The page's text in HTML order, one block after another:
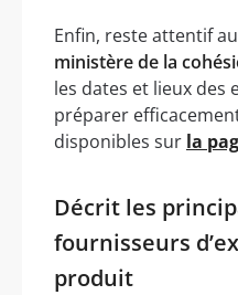
Enfin, reste attentif
ministère de la
les dates et lieux des
préparer
disponibles sur la
Décrit les
fournisseurs
produit